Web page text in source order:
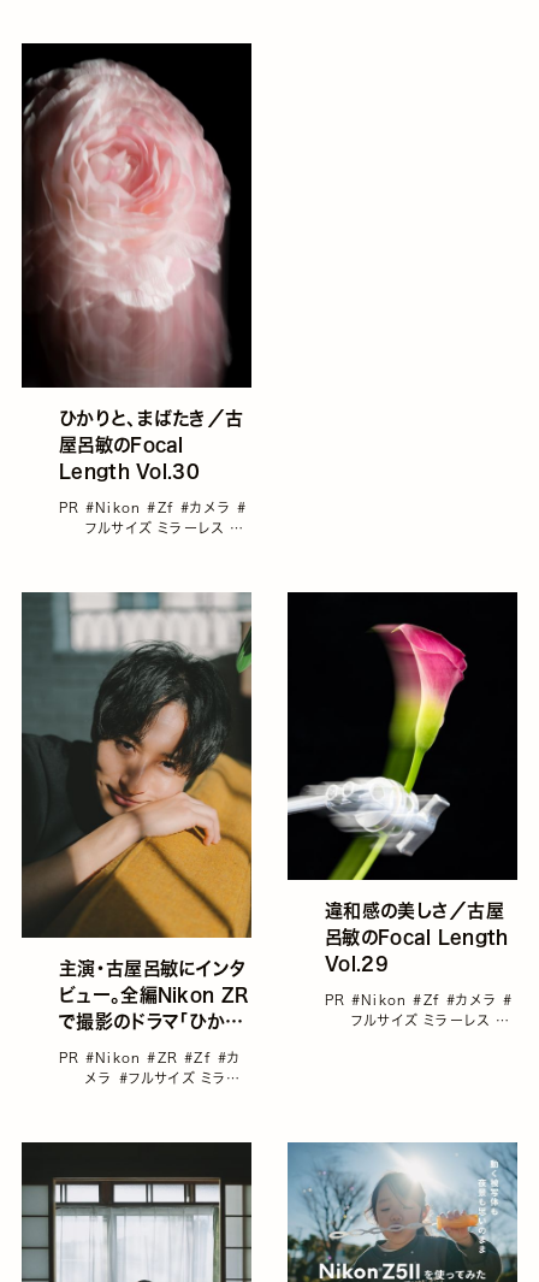
ひかりと、まばたき／古
屋呂敏のFocal
Length Vol.30
PR #Nikon#Zf#カメラ#
フルサイズ ミラーレス #
主演・古屋呂敏にインタ
ビュー。全編Nikon ZR
で撮影のドラマ「ひかり
と、まばたき。」に込めた
想いとは
PR #Nikon#ZR#Zf #カ
メラ #フルサイズ ミラー
違和感の美しさ／古屋
呂敏のFocal Length
Vol.29
PR #Nikon#Zf#カメラ#
フルサイズ ミラーレス #